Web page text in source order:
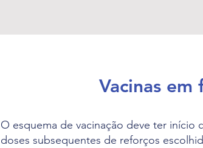
Vacinas
O esquema de vacinação deve ter início
doses subsequentes de reforços